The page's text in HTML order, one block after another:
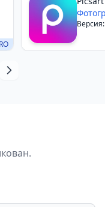
недостатки,
версии, в
выбором
фотографиям